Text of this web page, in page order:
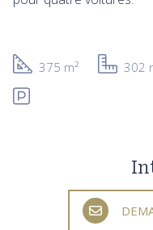
375 m² 302